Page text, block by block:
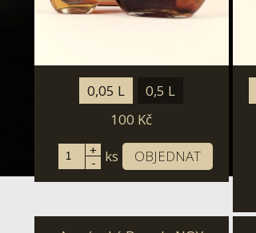
0,05 L
0,5 L
100 Kč
+
- ks OBJEDNAT